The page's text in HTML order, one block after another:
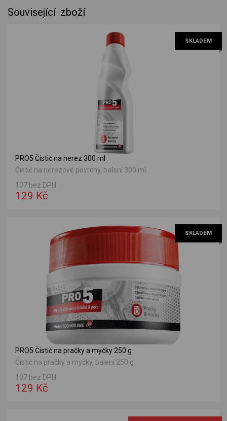
Související zboží
SKLADEM
PRO5 Čistič na nerez 300 ml
Čistič na nerezové povrchy, balení 300 ml.
107 bez DPH
129 Kč
SKLADEM
PRO5 Čistič na pračky a myčky 250 g
Čistič na pračky a myčky, balení 250 g.
107 bez DPH
129 Kč